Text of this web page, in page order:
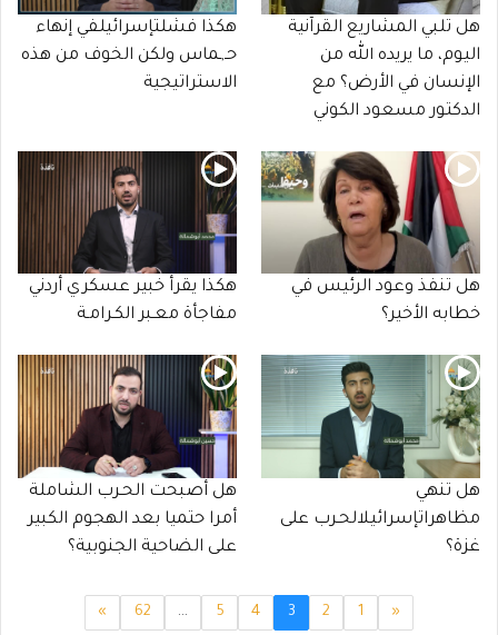
هل تلبي المشاريع القرآنية
اليوم، ما يريده الله من
الإنسان في الأرض؟ مع
الدكتور مسعود الكوني
هكذا فشلتإسرائيلفي إنهاء
حـ,ـماس ولكن الخوف من هذه
الاستراتيجية
هل تنفذ وعود الرئيس في
خطابه الأخير؟
هكذا يقرأ خبير عسكري أردني
مفاجأة معـبر الكـرامـة
هل تنهي
مظاهراتإسرائيلالحـرب على
غزة؟
هل أصبحت الحـرب الشاملة
أمرا حتميا بعد الهجوم الكبير
على الضاحية الجنوبية؟
«
1
2
3
4
5
…
62
»